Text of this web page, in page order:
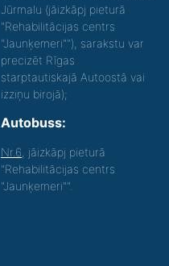
Jūrmalu (jāizkāpj pieturā
"Rehabilitācijas centrs
"Jaunķemeri""), sarakstu var
precizēt Rīgas
starptautiskajā Autoostā vai
izziņu birojā);
Autobuss:
Nr.6 , jāizkāpj pieturā
"Rehabilitācijas centrs
"Jaunķemeri"".